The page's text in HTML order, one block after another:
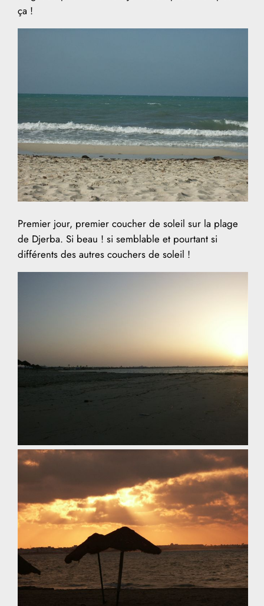
ça !
Premier jour, premier coucher de soleil sur la plage
de Djerba. Si beau ! si semblable et pourtant si
différents des autres couchers de soleil !